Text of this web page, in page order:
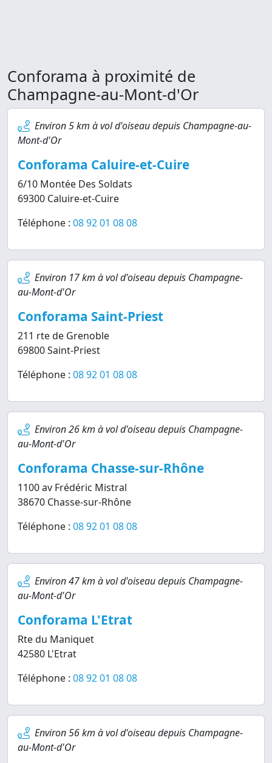
Conforama à proximité de
Champagne-au-Mont-d'Or
Environ 5 km à vol d'oiseau depuis Champagne-au-
Mont-d'Or
Conforama Caluire-et-Cuire
6/10 Montée Des Soldats
69300 Caluire-et-Cuire
Téléphone : 08 92 01 08 08
Environ 17 km à vol d'oiseau depuis Champagne-
au-Mont-d'Or
Conforama Saint-Priest
211 rte de Grenoble
69800 Saint-Priest
Téléphone : 08 92 01 08 08
Environ 26 km à vol d'oiseau depuis Champagne-
au-Mont-d'Or
Conforama Chasse-sur-Rhône
1100 av Frédéric Mistral
38670 Chasse-sur-Rhône
Téléphone : 08 92 01 08 08
Environ 47 km à vol d'oiseau depuis Champagne-
au-Mont-d'Or
Conforama L'Etrat
Rte du Maniquet
42580 L'Etrat
Téléphone : 08 92 01 08 08
Environ 56 km à vol d'oiseau depuis Champagne-
au-Mont-d'Or